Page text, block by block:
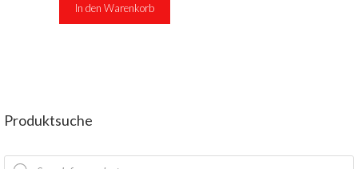
In den Warenkorb
Produktsuche
Products